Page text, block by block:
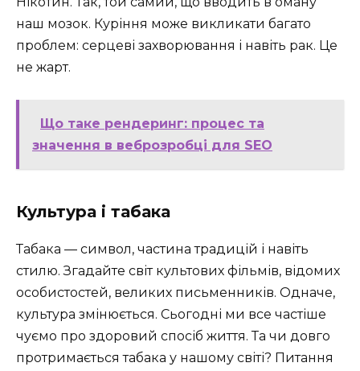
наш мозок. Куріння може викликати багато
проблем: серцеві захворювання і навіть рак. Це
не жарт.
Що таке рендеринг: процес та
значення в веброзробці для SEO
Культура і табака
Табака — символ, частина традицій і навіть
стилю. Згадайте світ культових фільмів, відомих
особистостей, великих письменників. Одначе,
культура змінюється. Сьогодні ми все частіше
чуємо про здоровий спосіб життя. Та чи довго
протримається табака у нашому світі? Питання